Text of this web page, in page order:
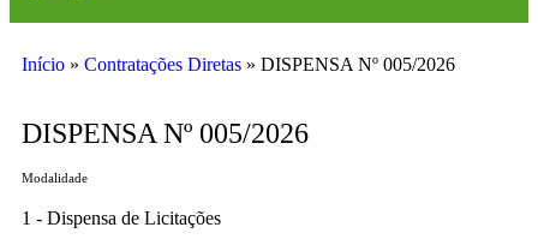
Início » Contratações Diretas » DISPENSA Nº 005/2026
DISPENSA Nº 005/2026
Modalidade
1 - Dispensa de Licitações